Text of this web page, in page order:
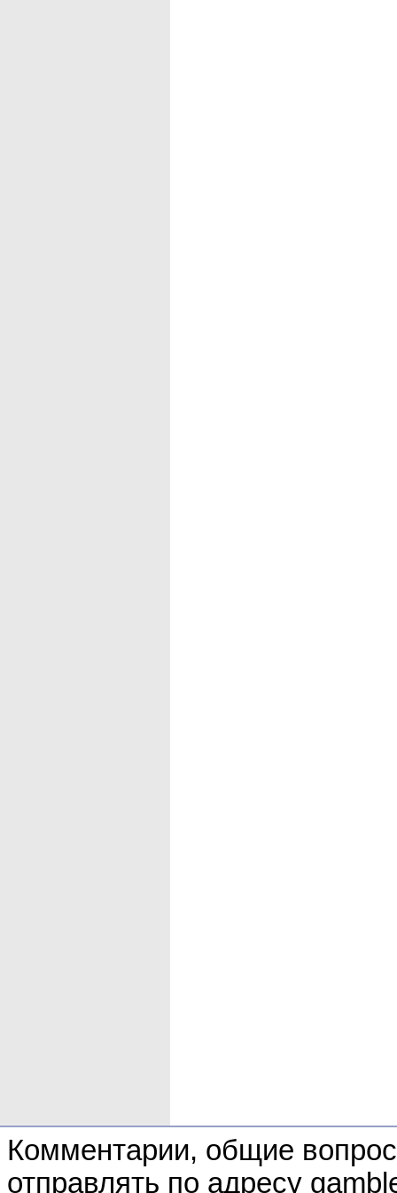
Комментарии, общие
отправлять по адресу